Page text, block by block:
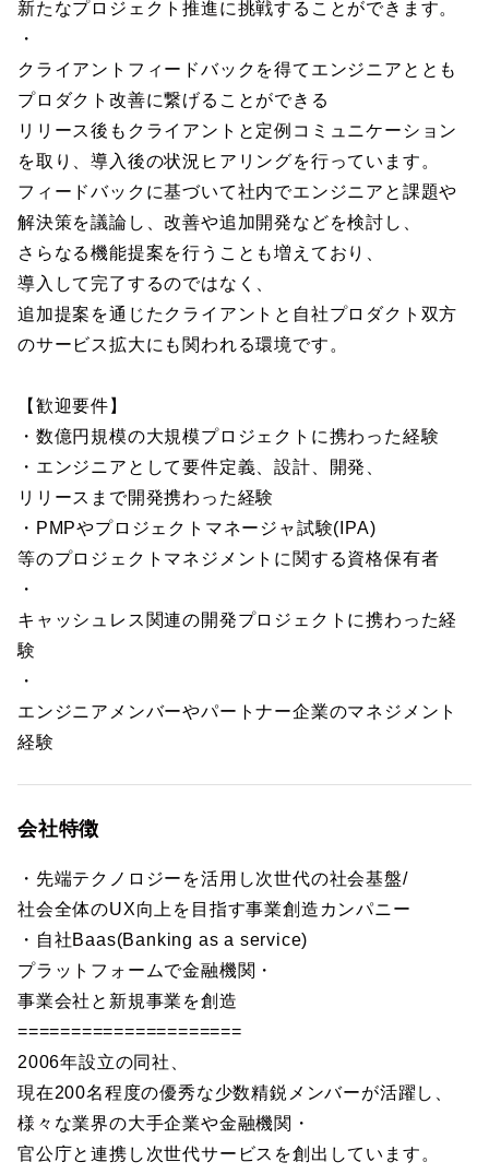
新たなプロジェクト推進に挑戦することができます。
・
クライアントフィードバックを得てエンジニアととも
プロダクト改善に繋げることができる
リリース後もクライアントと定例コミュニケーション
を取り、導入後の状況ヒアリングを行っています。
フィードバックに基づいて社内でエンジニアと課題や
解決策を議論し、改善や追加開発などを検討し、
さらなる機能提案を行うことも増えており、
導入して完了するのではなく、
追加提案を通じたクライアントと自社プロダクト双方
のサービス拡大にも関われる環境です。
【歓迎要件】
・数億円規模の大規模プロジェクトに携わった経験
・エンジニアとして要件定義、設計、開発、
リリースまで開発携わった経験
・PMPやプロジェクトマネージャ試験(IPA)
等のプロジェクトマネジメントに関する資格保有者
・
キャッシュレス関連の開発プロジェクトに携わった経
験
・
エンジニアメンバーやパートナー企業のマネジメント
経験
会社特徴
・先端テクノロジーを活用し次世代の社会基盤/
社会全体のUX向上を目指す事業創造カンパニー
・自社Baas(Banking as a service)
プラットフォームで金融機関・
事業会社と新規事業を創造
=====================
2006年設立の同社、
現在200名程度の優秀な少数精鋭メンバーが活躍し、
様々な業界の大手企業や金融機関・
官公庁と連携し次世代サービスを創出しています。